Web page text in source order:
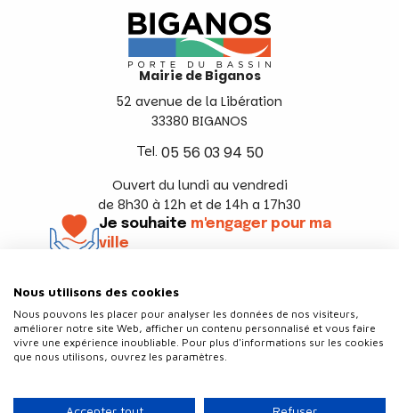
Mairie de Biganos
52 avenue de la Libération
33380 BIGANOS
Tel. 05 56 03 94 50
Ouvert du lundi au vendredi
de 8h30 à 12h et de 14h a 17h30
Je souhaite m'engager pour ma
ville
Suivez-nous
Politique de confidentialité
Nous utilisons des cookies
Nous pouvons les placer pour analyser les données de nos visiteurs,
améliorer notre site Web, afficher un contenu personnalisé et vous faire
vivre une expérience inoubliable. Pour plus d'informations sur les cookies
que nous utilisons, ouvrez les paramètres.